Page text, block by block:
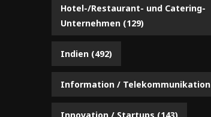
Hotel-/Restaurant- und Catering-
Unternehmen (129)
Indien (492)
Information / Telekommunikation